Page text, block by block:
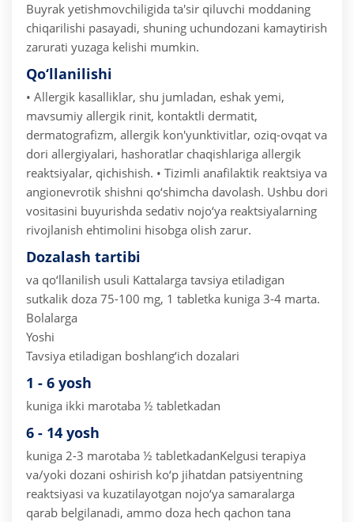
Buyrak yetishmovchiligida ta'sir qiluvchi moddaning
chiqarilishi pasayadi, shuning uchundozani kamaytirish
zarurati yuzaga kelishi mumkin.
Qo‘llanilishi
• Allergik kasalliklar, shu jumladan, eshak yemi,
mavsumiy allergik rinit, kontaktli dermatit,
dermatografizm, allergik kon'yunktivitlar, oziq-ovqat va
dori allergiyalari, hashoratlar chaqishlariga allergik
reaktsiyalar, qichishish. • Tizimli anafilaktik reaktsiya va
angionevrotik shishni qo‘shimcha davolash. Ushbu dori
vositasini buyurishda sedativ nojo‘ya reaktsiyalarning
rivojlanish ehtimolini hisobga olish zarur.
Dozalash tartibi
va qo‘llanilish usuli Kattalarga tavsiya etiladigan
sutkalik doza 75-100 mg, 1 tabletka kuniga 3-4 marta.
Bolalarga
Yoshi
Tavsiya etiladigan boshlang‘ich dozalari
1 - 6 yosh
kuniga ikki marotaba ½ tabletkadan
6 - 14 yosh
kuniga 2-3 marotaba ½ tabletkadanKelgusi terapiya
va/yoki dozani oshirish ko‘p jihatdan patsiyentning
reaktsiyasi va kuzatilayotgan nojo‘ya samaralarga
qarab belgilanadi, ammo doza hech qachon tana